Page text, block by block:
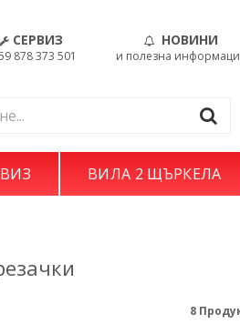
СЕРВИЗ
878 373 501
НОВИНИ
и полезна
ВИЛА 2 ЩЪРКЕЛА
8